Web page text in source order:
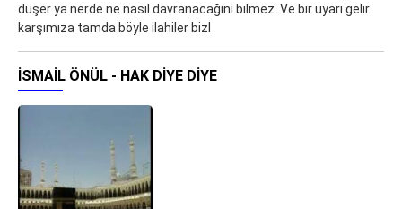
düşer ya nerde ne nasıl davranacağını bilmez. Ve bir uyarı gelir
karşımıza tamda böyle ilahiler bizl
İSMAIL ÖNÜL - HAK DIYE DIYE